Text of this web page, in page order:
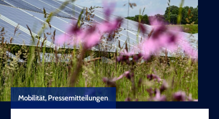
Mobilität, Pressemitteilungen